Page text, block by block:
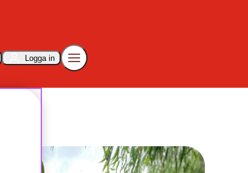
Logga in